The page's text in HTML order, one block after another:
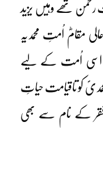
رحمن تھے وہیں یزید
مقامؓ اُمتِ محمدیہ
اسی اُمت کے لیے
کو تاقیامت حیاتِ
فقر کے نام سے بھی